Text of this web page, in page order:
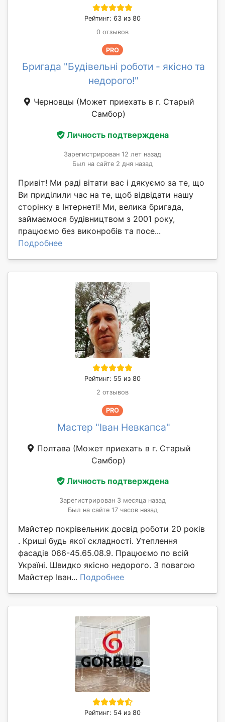
Рейтинг: 63 из 80
0 отзывов
PRO
Бригада "Будівельні роботи - якісно та
недорого!"
Черновцы (Может приехать в г. Старый
Самбор)
Личность подтверждена
Зарегистрирован 12 лет назад
Был на сайте 2 дня назад
Привіт! Ми раді вітати вас і дякуємо за те, що
Ви приділили час на те, щоб відвідати нашу
сторінку в Інтернеті! Ми, велика бригада,
займаємося будівництвом з 2001 року,
працюємо без виконробів та посе...
Подробнее
Рейтинг: 55 из 80
2 отзывов
PRO
Мастер "Іван Невкапса"
Полтава (Может приехать в г. Старый
Самбор)
Личность подтверждена
Зарегистрирован 3 месяца назад
Был на сайте 17 часов назад
Майстер покрівельник досвід роботи 20 років
. Криші будь якої складності. Утеплення
фасадів 066-45.65.08.9. Працюємо по всій
Україні. Швидко якісно недорого. З повагою
Майстер Іван... Подробнее
Рейтинг: 54 из 80